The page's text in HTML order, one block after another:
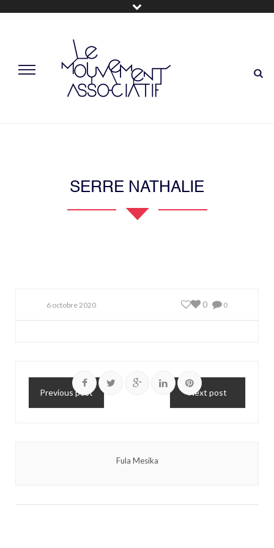
SERRE NATHALIE
6 octobre 2020 0
0
Previous post Next post
Fula Mesika